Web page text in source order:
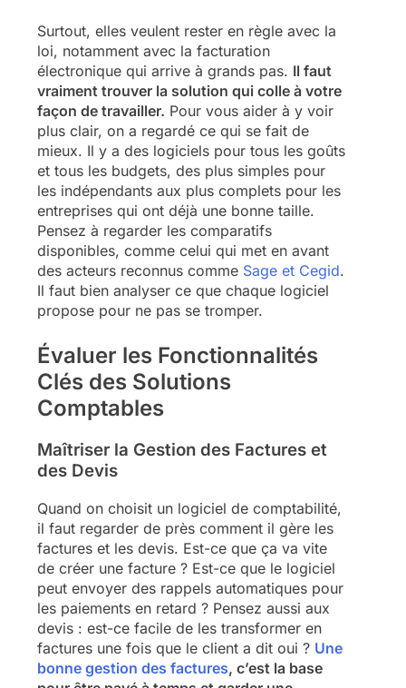
Surtout, elles veulent rester en règle avec la
loi, notamment avec la facturation
électronique qui arrive à grands pas. Il faut
vraiment trouver la solution qui colle à votre
façon de travailler. Pour vous aider à y voir
plus clair, on a regardé ce qui se fait de
mieux. Il y a des logiciels pour tous les goûts
et tous les budgets, des plus simples pour
les indépendants aux plus complets pour les
entreprises qui ont déjà une bonne taille.
Pensez à regarder les comparatifs
disponibles, comme celui qui met en avant
des acteurs reconnus comme Sage et Cegid.
Il faut bien analyser ce que chaque logiciel
propose pour ne pas se tromper.
Évaluer les Fonctionnalités
Clés des Solutions
Comptables
Maîtriser la Gestion des Factures et
des Devis
Quand on choisit un logiciel de comptabilité,
il faut regarder de près comment il gère les
factures et les devis. Est-ce que ça va vite
de créer une facture ? Est-ce que le logiciel
peut envoyer des rappels automatiques pour
les paiements en retard ? Pensez aussi aux
devis : est-ce facile de les transformer en
factures une fois que le client a dit oui ? Une
bonne gestion des factures, c’est la base